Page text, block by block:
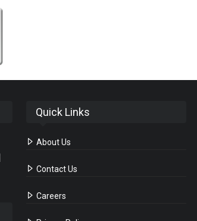
Quick Links
About Us
Contact Us
Careers